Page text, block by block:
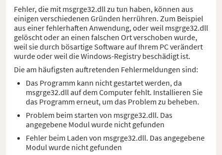
Fehler, die mit msgrge32.dll zu tun haben, können aus
einigen verschiedenen Gründen herrühren. Zum Beispiel
aus einer fehlerhaften Anwendung, oder weil msgrge32.dll
gelöscht oder an einen falschen Ort verschoben wurde,
weil sie durch bösartige Software auf Ihrem PC verändert
wurde oder weil die Windows-Registry beschädigt ist.
Die am häufigsten auftretenden Fehlermeldungen sind:
Das Programm kann nicht gestartet werden, da
msgrge32.dll auf dem Computer fehlt. Installieren Sie
das Programm erneut, um das Problem zu beheben.
Problem beim starten von msgrge32.dll. Das
angegebene Modul wurde nicht gefunden
Fehler beim Laden von msgrge32.dll. Das angegebene
Modul wurde nicht gefunden